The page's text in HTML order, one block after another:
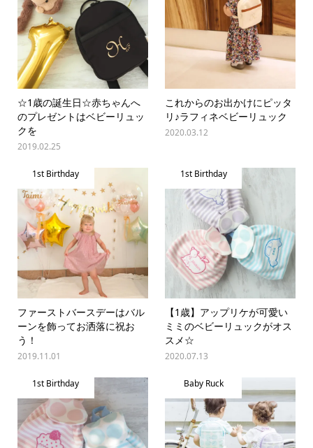
☆1歳の誕生日☆赤ちゃんへ
のプレゼントはベビーリュッ
クを
2019.02.25
これからのお出かけにピッタ
リ♪ラフィネベビーリュック
2020.03.12
1st Birthday
ファーストバースデーはバル
ーンを飾ってお洒落に祝お
う！
2019.11.01
1st Birthday
【1歳】アップリケが可愛い
ミミのベビーリュックがオス
スメ☆
2020.07.13
1st Birthday Baby Ruck